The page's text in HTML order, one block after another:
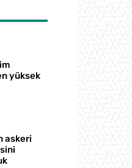
yüksek
askeri